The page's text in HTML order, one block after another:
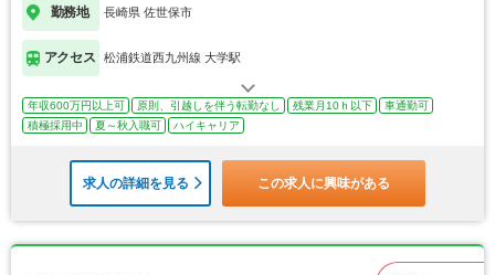
勤務地 長崎県 佐世保市
アクセス 松浦鉄道西九州線 大学駅
年収600万円以上可 原則、引越しを伴う転勤なし 残業月10ｈ以下
車通勤可
積極採用中
夏～秋入職可 ハイキャリア
求人の詳細を見る この求人に興味がある